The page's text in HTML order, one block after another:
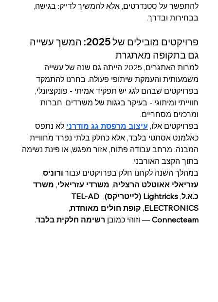
להתפשר על סטנדרטים, אלא להמשיך לדייק: בגישה,
בבחירות ובדרך.
פרויקטים מובילים של 2025: המשך עשייה
גם בתקופה מאתגרת
למרות האתגרים, 2025 הייתה גם שנה של עשייה
משמעותית והעמקת שיתופי פעולה. בחרנו להתמקד
בפרויקטים שבהם לגג יש תפקיד אמיתי - פונקציונלי,
חווייתי ומיתוגי - בעיקר בגגות של משרדים, חברות
ומרכזים מסחריים.
בפרויקטים אלו, עיצוב מרפסת גג מודרני לא נתפס
כאלמנט אסתטי בלבד, אלא כחלק בלתי נפרד מחוויית
המבנה: מרחב עבודה פתוח, אזור מפגש, או פינת נשימה
בתוך הקצב האורבני.
במהלך השנה לקחנו חלק בפרויקטים עבור:ורוניס,
עזריאלי אאוטלט הרצליה, משרדי עזריאלי, משרד
כ.א.ל, Lightricks (לייטריקס) ,
TEL-AD
ELECTRONICS
, קופת חולים מאוחדת,
Connecteam — וזוהי כמובן רשימה חלקית בלבד.